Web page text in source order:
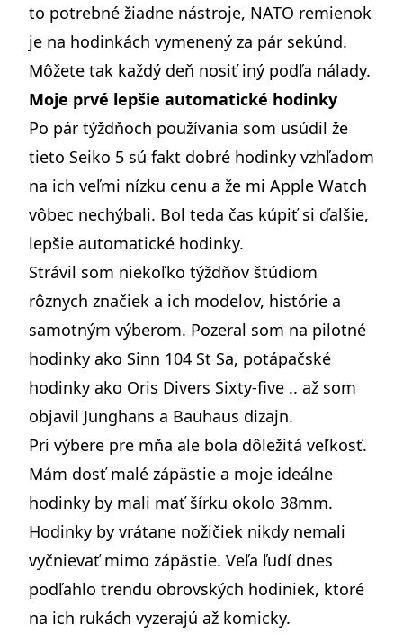
to potrebné žiadne nástroje, NATO remienok
je na hodinkách vymenený za pár sekúnd.
Môžete tak každý deň nosiť iný podľa nálady.
Moje prvé lepšie automatické hodinky
Po pár týždňoch používania som usúdil že
tieto Seiko 5 sú fakt dobré hodinky vzhľadom
na ich veľmi nízku cenu a že mi Apple Watch
vôbec nechýbali. Bol teda čas kúpiť si ďalšie,
lepšie automatické hodinky.
Strávil som niekoľko týždňov štúdiom
rôznych značiek a ich modelov, histórie a
samotným výberom. Pozeral som na pilotné
hodinky ako Sinn 104 St Sa, potápačské
hodinky ako Oris Divers Sixty-five .. až som
objavil Junghans a Bauhaus dizajn.
Pri výbere pre mňa ale bola dôležitá veľkosť.
Mám dosť malé zápästie a moje ideálne
hodinky by mali mať šírku okolo 38mm.
Hodinky by vrátane nožičiek nikdy nemali
vyčnievať mimo zápästie. Veľa ľudí dnes
podľahlo trendu obrovských hodiniek, ktoré
na ich rukách vyzerajú až komicky.